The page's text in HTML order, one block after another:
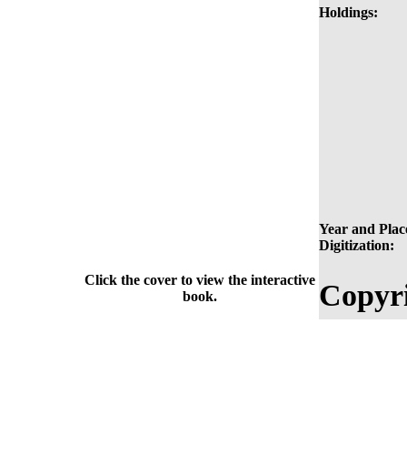
Holdings:
Year and
Digitization:
Click the cover to view the interactive
book.